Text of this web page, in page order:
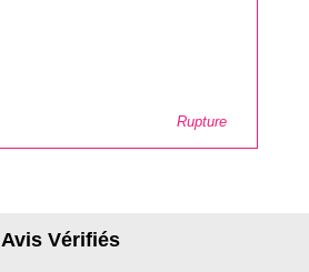
Rupture
Avis Vérifiés